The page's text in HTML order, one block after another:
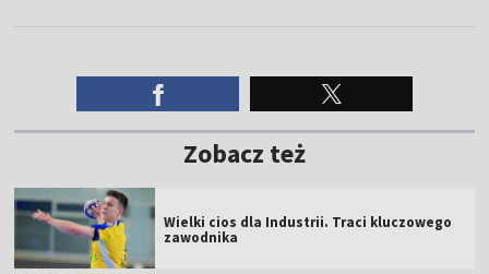
Zobacz też
Wielki cios dla Industrii. Traci kluczowego
zawodnika